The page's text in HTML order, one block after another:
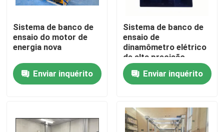
Início
Produtos
Sistema de banco de
ensaio do motor de
energia nova
Enviar inquérito
Sistema de banco de
ensaio de
dinamômetro elétrico
de alta precisão
Enviar inquérito